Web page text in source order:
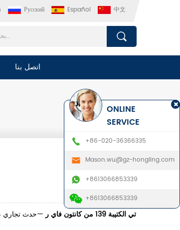
Русский Español 中文
اتصل بنا
تيالكتيبة 139 من كانتون فاي ر—حدث تجاري
ONLINE
SERVICE
+86-020-36366335
Mason.wu@gz-hongling.com
+8613066853339
+8613066853339